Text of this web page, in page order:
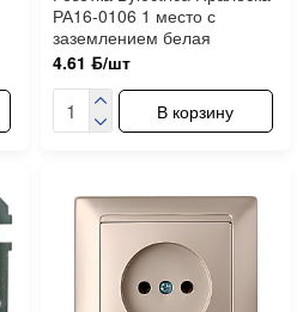
РА16-0106 1 место с
заземлением белая
4.61 ƃ/шт
В корзину